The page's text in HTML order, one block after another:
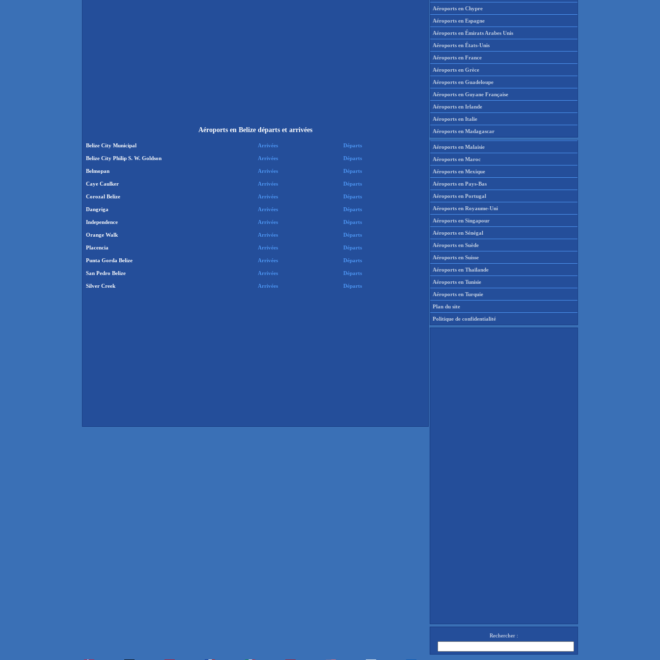
Aéroports en Belize départs et arrivées
Belize City Municipal Arrivées Départs
Belize City Philip S. W. Goldson Arrivées Départs
Belmopan Arrivées Départs
Caye Caulker Arrivées Départs
Corozal Belize Arrivées Départs
Dangriga Arrivées Départs
Independence Arrivées Départs
Orange Walk Arrivées Départs
Placencia Arrivées Départs
Punta Gorda Belize Arrivées Départs
San Pedro Belize Arrivées Départs
Silver Creek Arrivées Départs
Aéroports en Chypre
Aéroports en Espagne
Aéroports en Émirats Arabes Unis
Aéroports en États-Unis
Aéroports en France
Aéroports en Grèce
Aéroports en Guadeloupe
Aéroports en Guyane Française
Aéroports en Irlande
Aéroports en Italie
Aéroports en Madagascar
Aéroports en Malaisie
Aéroports en Maroc
Aéroports en Mexique
Aéroports en Pays-Bas
Aéroports en Portugal
Aéroports en Royaume-Uni
Aéroports en Singapour
Aéroports en Sénégal
Aéroports en Suède
Aéroports en Suisse
Aéroports en Thaïlande
Aéroports en Tunisie
Aéroports en Turquie
Plan du site
Politique de confidentialité
Rechercher :